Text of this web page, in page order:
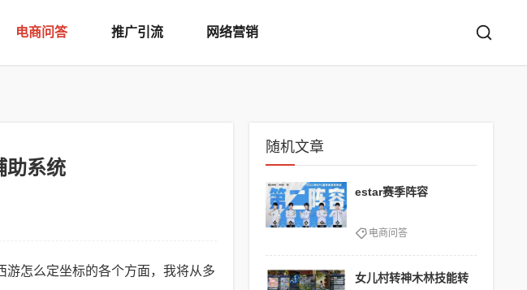
电商问答 推广引流 网络营销
助系统
怎么定坐标的各个方面，我将从多
随机文章
estar赛季阵容
电商问答
女儿村转神木林技能转